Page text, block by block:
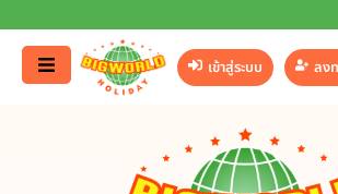
เข้าสู่ระบบ ลง